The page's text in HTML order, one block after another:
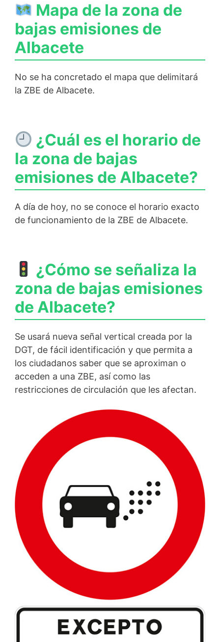
Mapa de la zona de
bajas emisiones de
Albacete
No se ha concretado el mapa que delimitará
la ZBE de Albacete.
¿Cuál es el horario de
la zona de bajas
emisiones de Albacete?
A día de hoy, no se conoce el horario exacto
de funcionamiento de la ZBE de Albacete.
¿Cómo se señaliza la
zona de bajas emisiones
de Albacete?
Se usará nueva señal vertical creada por la
DGT, de fácil identificación y que permita a
los ciudadanos saber que se aproximan o
acceden a una ZBE, así como las
restricciones de circulación que les afectan.